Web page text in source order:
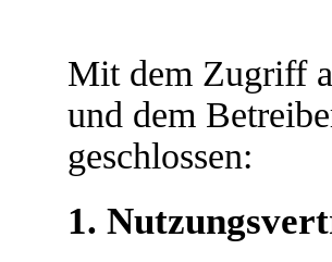
Mit dem Zugriff
und dem
geschlossen:
1.